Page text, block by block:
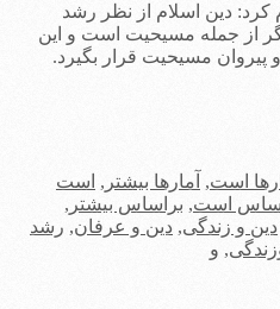
کرد: دین اسلام از نظر رشد
از جمله مسیحیت است و این
مسیحیت قرار بگیرد.
است, آمارها بیشتر , است
است, براساس بیشتر ,
دین و زندگی, دین و عرفان, رشد
, و